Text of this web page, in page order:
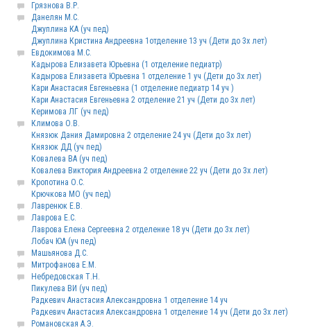
Грязнова В.Р.
Данелян М.С.
Джуплина КА (уч пед)
Джуплина Кристина Андреевна 1отделение 13 уч (Дети до 3х лет)
Евдокимова М.С.
Кадырова Елизавета Юрьевна (1 отделение педиатр)
Кадырова Елизавета Юрьевна 1 отделение 1 уч (Дети до 3х лет)
Кари Анастасия Евгеньевна (1 отделение педиатр 14 уч )
Кари Анастасия Евгеньевна 2 отделение 21 уч (Дети до 3х лет)
Керимова ЛГ (уч пед)
Климова О.В.
Князюк Дания Дамировна 2 отделение 24 уч (Дети до 3х лет)
Князюк ДД (уч пед)
Ковалева ВА (уч пед)
Ковалева Виктория Андреевна 2 отделение 22 уч (Дети до 3х лет)
Кропотина О.С.
Крючкова МО (уч пед)
Лавренюк Е.В.
Лаврова Е.С.
Лаврова Елена Сергеевна 2 отделение 18 уч (Дети до 3х лет)
Лобач ЮА (уч пед)
Машьянова Д.С.
Митрофанова Е.М.
Небредовская Т.Н.
Пикулева ВИ (уч пед)
Радкевич Анастасия Александровна 1 отделение 14 уч
Радкевич Анастасия Александровна 1 отделение 14 уч (Дети до 3х лет)
Романовская А.Э.